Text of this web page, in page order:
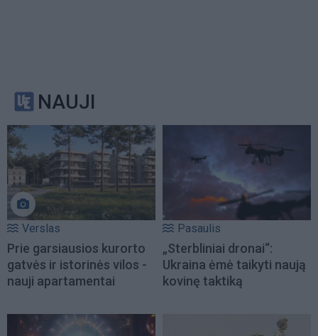
NAUJI
Verslas
Prie garsiausios kurorto
gatvės ir istorinės vilos -
nauji apartamentai
Pasaulis
„Sterbliniai dronai“:
Ukraina ėmė taikyti naują
kovinę taktiką